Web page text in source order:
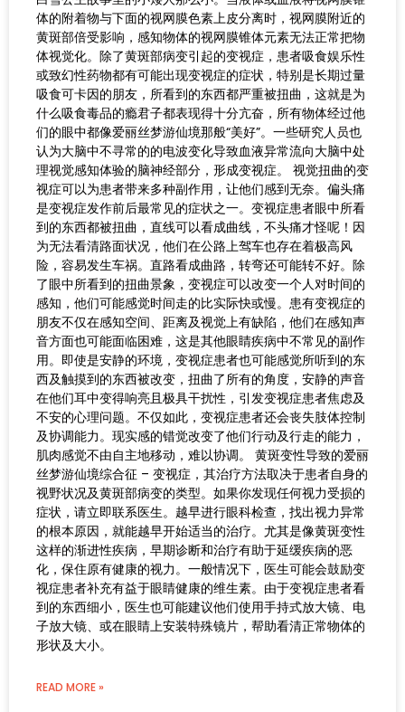
体的附着物与下面的视网膜色素上皮分离时，视网膜附近的
黄斑部倍受影响，感知物体的视网膜锥体元素无法正常把物
体视觉化。除了黄斑部病变引起的变视症，患者吸食娱乐性
或致幻性药物都有可能出现变视症的症状，特别是长期过量
吸食可卡因的朋友，所看到的东西都严重被扭曲，这就是为
什么吸食毒品的瘾君子都表现得十分亢奋，所有物体经过他
们的眼中都像爱丽丝梦游仙境那般“美好”。一些研究人员也
认为大脑中不寻常的的电波变化导致血液异常流向大脑中处
理视觉感知体验的脑神经部分，形成变视症。 视觉扭曲的变
视症可以为患者带来多种副作用，让他们感到无奈。偏头痛
是变视症发作前后最常见的症状之一。变视症患者眼中所看
到的东西都被扭曲，直线可以看成曲线，不头痛才怪呢！因
为无法看清路面状况，他们在公路上驾车也存在着极高风
险，容易发生车祸。直路看成曲路，转弯还可能转不好。除
了眼中所看到的扭曲景象，变视症可以改变一个人对时间的
感知，他们可能感觉时间走的比实际快或慢。患有变视症的
朋友不仅在感知空间、距离及视觉上有缺陷，他们在感知声
音方面也可能面临困难，这是其他眼睛疾病中不常见的副作
用。即使是安静的环境，变视症患者也可能感觉所听到的东
西及触摸到的东西被改变，扭曲了所有的角度，安静的声音
在他们耳中变得响亮且极具干扰性，引发变视症患者焦虑及
不安的心理问题。不仅如此，变视症患者还会丧失肢体控制
及协调能力。现实感的错觉改变了他们行动及行走的能力，
肌肉感觉不由自主地移动，难以协调。 黄斑变性导致的爱丽
丝梦游仙境综合征 – 变视症，其治疗方法取决于患者自身的
视野状况及黄斑部病变的类型。如果你发现任何视力受损的
症状，请立即联系医生。越早进行眼科检查，找出视力异常
的根本原因，就能越早开始适当的治疗。尤其是像黄斑变性
这样的渐进性疾病，早期诊断和治疗有助于延缓疾病的恶
化，保住原有健康的视力。一般情况下，医生可能会鼓励变
视症患者补充有益于眼睛健康的维生素。由于变视症患者看
到的东西细小，医生也可能建议他们使用手持式放大镜、电
子放大镜、或在眼睛上安装特殊镜片，帮助看清正常物体的
形状及大小。
READ MORE »